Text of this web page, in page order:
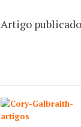
Artigo